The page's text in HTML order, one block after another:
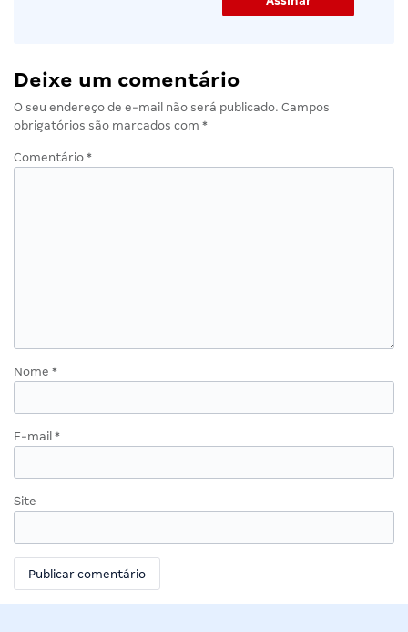
Deixe um comentário
O seu endereço de e-mail não será publicado. Campos
obrigatórios são marcados com *
Comentário *
Nome *
E-mail *
Site